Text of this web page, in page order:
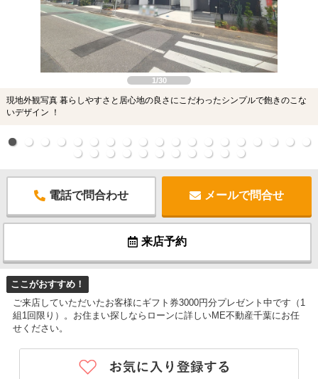
1/30
現地外観写真 暮らしやすさと居心地の良さにこだわったシンプルで飽きのこな
いデザイン ！
電話で問合わせ メールで問合せ
来店予約
ここがおすすめ！
ご来店していただいたお客様にギフト券3000円分プレゼント中です（1
組1回限り）。お住まい探しならローンに詳しいME不動産千葉にお任
せください。